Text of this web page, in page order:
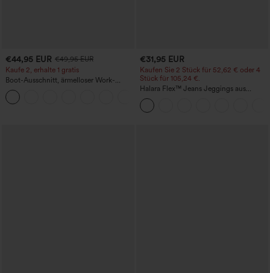
€44,95 EUR €49,95 EUR
Kaufe 2, erhalte 1 gratis
Boot-Ausschnitt, ärmelloser Work-
Jumpsuit mit seitlicher Bindung,
kühlender Cool-Touch-Effekt, gestreift
und mit Taschen – Easy Peezy Edition
€31,95 EUR
Kaufen Sie 2 Stück für 52,62 € oder 4
Stück für 105,24 €.
Halara Flex™ Jeans Jeggings aus
elastischem Strick-Denim mit hohem
Bund und Gesäßtaschen